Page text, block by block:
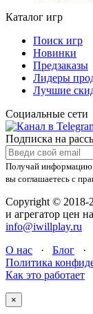
Каталог игр
Поиск игр
Новинки
Предзаказы
Лидеры
Лучшие
Социальные сети
Подписка на
Получай информацию
вы соглашаетесь с
Copyright © 2018-
и агрегатор цен
info@iwillplay.ru
О нас · Блог ·
Политика
Как это работает
×